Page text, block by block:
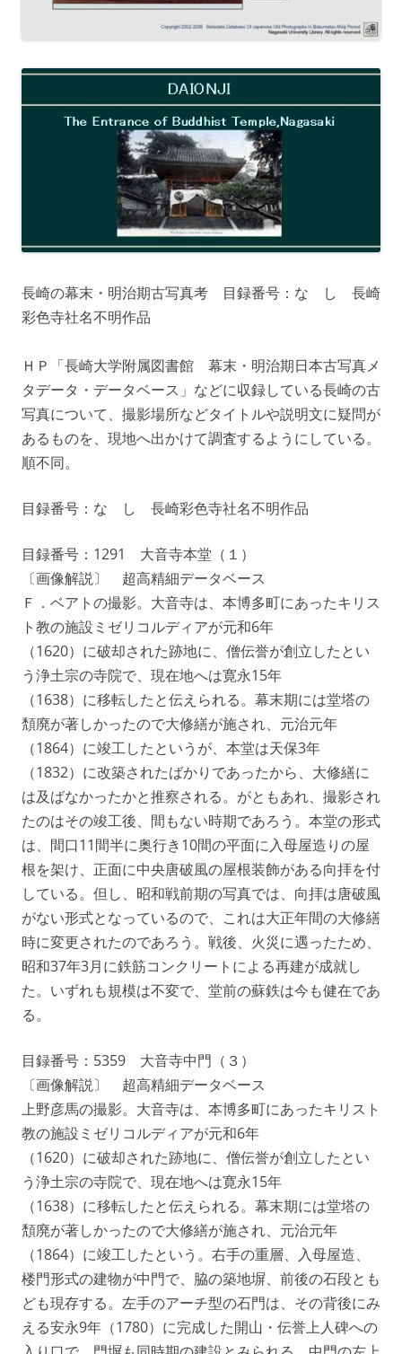
長崎の幕末・明治期古写真考 目録番号：な し 長崎
彩色寺社名不明作品
ＨＰ「長崎大学附属図書館 幕末・明治期日本古写真メ
タデータ・データベース」などに収録している長崎の古
写真について、撮影場所などタイトルや説明文に疑問が
あるものを、現地へ出かけて調査するようにしている。
順不同。
目録番号：な し 長崎彩色寺社名不明作品
目録番号：1291 大音寺本堂（１）
〔画像解説〕 超高精細データベース
Ｆ．ベアトの撮影。大音寺は、本博多町にあったキリス
ト教の施設ミゼリコルディアが元和6年
（1620）に破却された跡地に、僧伝誉が創立したとい
う浄土宗の寺院で、現在地へは寛永15年
（1638）に移転したと伝えられる。幕末期には堂塔の
頽廃が著しかったので大修繕が施され、元治元年
（1864）に竣工したというが、本堂は天保3年
（1832）に改築されたばかりであったから、大修繕に
は及ばなかったかと推察される。がともあれ、撮影され
たのはその竣工後、間もない時期であろう。本堂の形式
は、間口11間半に奥行き10間の平面に入母屋造りの屋
根を架け、正面に中央唐破風の屋根装飾がある向拝を付
している。但し、昭和戦前期の写真では、向拝は唐破風
がない形式となっているので、これは大正年間の大修繕
時に変更されたのであろう。戦後、火災に遇ったため、
昭和37年3月に鉄筋コンクリートによる再建が成就し
た。いずれも規模は不変で、堂前の蘇鉄は今も健在であ
る。
目録番号：5359 大音寺中門（３）
〔画像解説〕 超高精細データベース
上野彦馬の撮影。大音寺は、本博多町にあったキリスト
教の施設ミゼリコルディアが元和6年
（1620）に破却された跡地に、僧伝誉が創立したとい
う浄土宗の寺院で、現在地へは寛永15年
（1638）に移転したと伝えられる。幕末期には堂塔の
頽廃が著しかったので大修繕が施され、元治元年
（1864）に竣工したという。右手の重層、入母屋造、
楼門形式の建物が中門で、脇の築地塀、前後の石段とも
ども現存する。左手のアーチ型の石門は、その背後にみ
える安永9年（1780）に完成した開山・伝誉上人碑への